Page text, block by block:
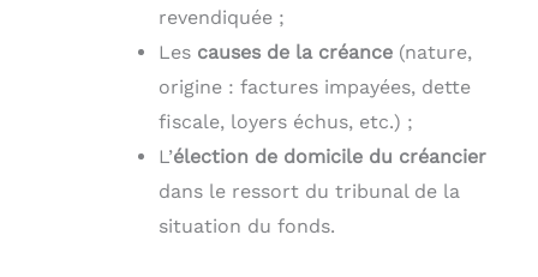
revendiquée ;
Les causes de la créance (nature,
origine : factures impayées, dette
fiscale, loyers échus, etc.) ;
L’élection de domicile du créancier
dans le ressort du tribunal de la
situation du fonds.